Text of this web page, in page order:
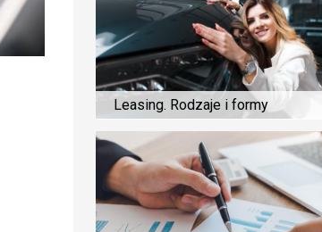
Leasing. Rodzaje i formy